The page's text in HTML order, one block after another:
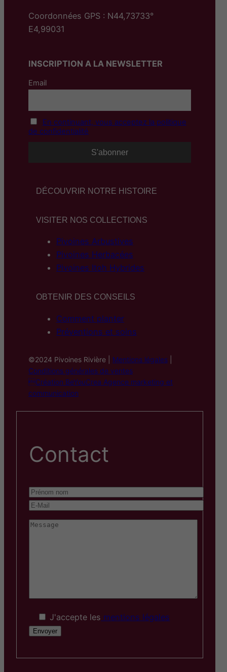
Coordonnées GPS : N44,73733°
E4,99031
INSCRIPTION A LA NEWSLETTER
Email
En continuant, vous acceptez la politique
de confidentialité
DÉCOUVRIR NOTRE HISTOIRE
VISITER NOS COLLECTIONS
Pivoines Arbustives
Pivoines Herbacées
Pivoines Itoh Hybrides
OBTENIR DES CONSEILS
Comment planter
Préventions et soins
©2024 Pivoines Rivière | Mentions légales
Conditions générales de ventes
Création BeYouCrea Agence marketing et
communication
Contact
J'accepte les mentions légales